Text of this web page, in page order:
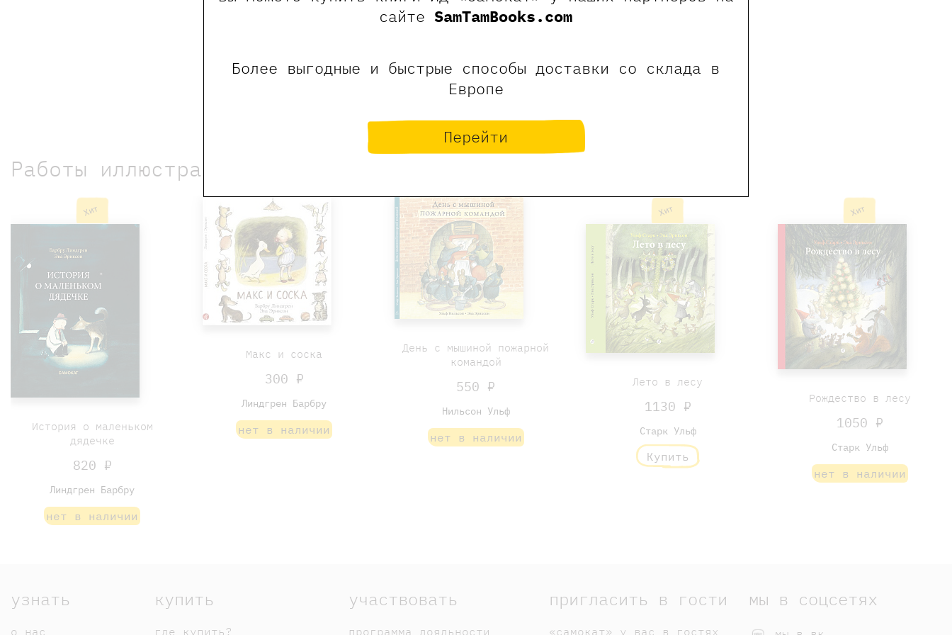
сайтеSamTamBooks.com
Более выгодные и быстрые способы доставки со склада в
Европе
Перейти
Работы иллюстратора
Хит
История о маленьком
дядечке
820 ₽
Линдгрен Барбру
нет в наличии
Макс и соска
300 ₽
Линдгрен Барбру
нет в наличии
День с мышиной пожарной
командой
550 ₽
Нильсон Ульф
нет в наличии
Хит
Лето в лесу
1130 ₽
Старк Ульф
Купить
Хит
Рождество в лесу
1050 ₽
Старк Ульф
нет в наличии
узнать
о нас
купить
где купить?
участвовать
программа лояльности
пригласить в гости
«самокат» у вас в гостях
мы в соцсетях